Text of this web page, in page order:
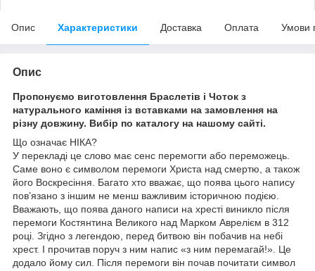
Опис Характеристики Доставка Оплата Умови
Опис
Пропонуємо виготовлення Браслетів і Чоток з
натурального каміння із вставками на замовлення на
різну довжину. Вибір по каталогу на нашому сайті.
Що означає НІКА?
У перекладі це слово має сенс перемогти або переможець.
Саме воно є символом перемоги Христа над смертю, а також
його Воскресіння. Багато хто вважає, що поява цього напису
пов’язано з іншим не менш важливим історичною подією.
Вважають, що поява даного написи на хресті виникло після
перемоги Костянтина Великого над Марком Аврелієм в 312
році. Згідно з легендою, перед битвою він побачив на небі
хрест. І прочитав поруч з ним напис «з ним перемагай!». Це
додало йому сил. Після перемоги він почав почитати символ